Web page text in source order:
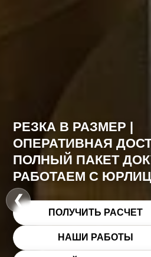
❮
РЕЗКА В РАЗМЕР |
ОПЕРАТИВНАЯ
ПОЛНЫЙ ПАКЕТ
РАБОТАЕМ С
ПОЛУЧИТЬ РАСЧЕТ
НАШИ РАБОТЫ